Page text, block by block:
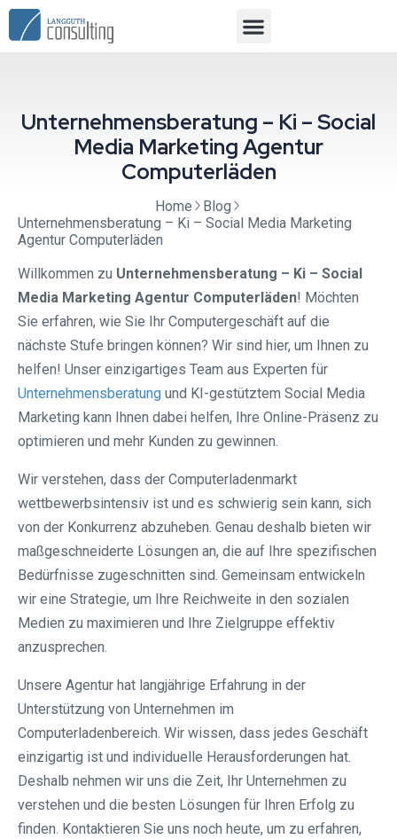
Unternehmensberatung – Ki – Social
Media Marketing Agentur
Computerläden
Home
Blog
Unternehmensberatung – Ki – Social Media Marketing
Agentur Computerläden
Willkommen zu Unternehmensberatung – Ki – Social
Media Marketing Agentur Computerläden! Möchten
Sie erfahren, wie Sie Ihr Computergeschäft auf die
nächste Stufe bringen können? Wir sind hier, um Ihnen zu
helfen! Unser einzigartiges Team aus Experten für
Unternehmensberatung und KI-gestütztem Social Media
Marketing kann Ihnen dabei helfen, Ihre Online-Präsenz zu
optimieren und mehr Kunden zu gewinnen.
Wir verstehen, dass der Computerladenmarkt
wettbewerbsintensiv ist und es schwierig sein kann, sich
von der Konkurrenz abzuheben. Genau deshalb bieten wir
maßgeschneiderte Lösungen an, die auf Ihre spezifischen
Bedürfnisse zugeschnitten sind. Gemeinsam entwickeln
wir eine Strategie, um Ihre Reichweite in den sozialen
Medien zu maximieren und Ihre Zielgruppe effektiv
anzusprechen.
Unsere Agentur hat langjährige Erfahrung in der
Unterstützung von Unternehmen im
Computerladenbereich. Wir wissen, dass jedes Geschäft
einzigartig ist und individuelle Herausforderungen hat.
Deshalb nehmen wir uns die Zeit, Ihr Unternehmen zu
verstehen und die besten Lösungen für Ihren Erfolg zu
finden. Kontaktieren Sie uns noch heute, um zu erfahren,